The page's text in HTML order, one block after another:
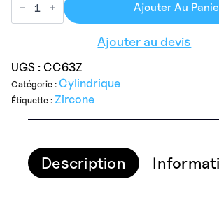
Ajouter Au
Ajouter au devis
UGS : CC63Z
Catégorie : Cylindrique
Étiquette : Zircone
Description